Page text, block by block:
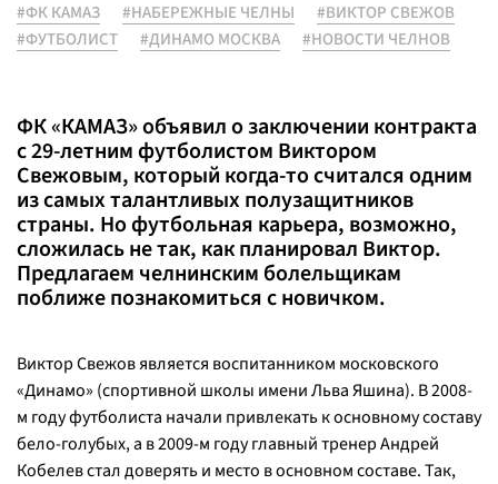
#ФК КАМАЗ #НАБЕРЕЖНЫЕ ЧЕЛНЫ
#ВИКТОР СВЕЖОВ
#ФУТБОЛИСТ
#ДИНАМО МОСКВА #НОВОСТИ ЧЕЛНОВ
ФК «КАМАЗ» объявил о заключении контракта
с 29-летним футболистом Виктором
Свежовым, который когда-то считался одним
из самых талантливых полузащитников
страны. Но футбольная карьера, возможно,
сложилась не так, как планировал Виктор.
Предлагаем челнинским болельщикам
поближе познакомиться с новичком.
Виктор Свежов является воспитанником московского
«Динамо» (спортивной школы имени Льва Яшина). В 2008-
м году футболиста начали привлекать к основному составу
бело-голубых, а в 2009-м году главный тренер Андрей
Кобелев стал доверять и место в основном составе. Так,